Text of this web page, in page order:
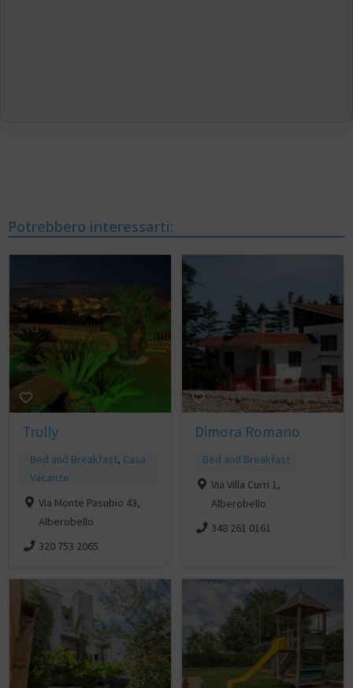
Potrebbero interessarti:
Trully
Bed and Breakfast, Casa
Vacanze
Via Monte Pasubio 43,
Alberobello
320 753 2065
Dimora Romano
Bed and Breakfast
Via Villa Curri 1,
Alberobello
348 261 0161